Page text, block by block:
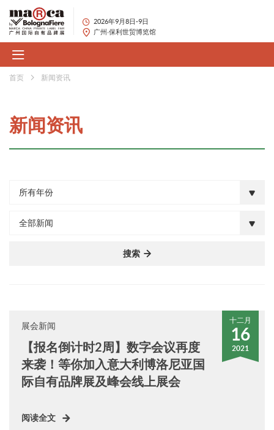
2026年9月8日-9日
广州·保利世贸博览馆
首页 新闻资讯
新闻资讯
所有年份
全部新闻
搜索
十二月
16
2021
展会新闻
【报名倒计时2周】数字会议再度
来袭！等你加入意大利博洛尼亚国
际自有品牌展及峰会线上展会
阅读全文